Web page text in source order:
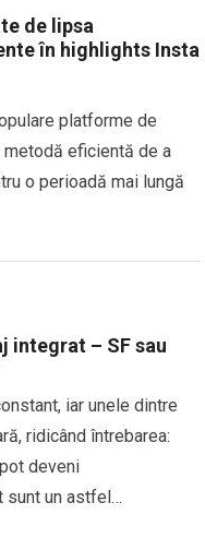
de lipsa
în highlights Insta
platforme de
eficientă de a
o perioadă mai lungă
integrat – SF sau
iar unele dintre
ridicând întrebarea:
deveni
sunt un astfel…